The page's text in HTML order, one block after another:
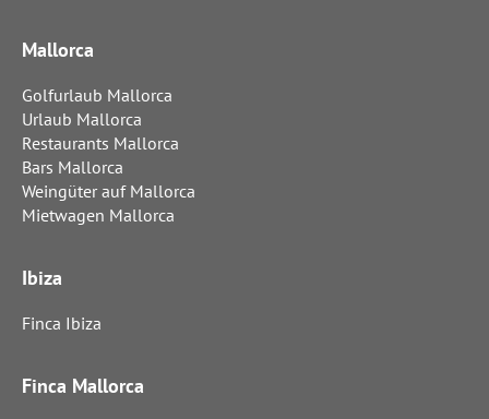
Mallorca
Golfurlaub Mallorca
Urlaub Mallorca
Restaurants Mallorca
Bars Mallorca
Weingüter auf Mallorca
Mietwagen Mallorca
Ibiza
Finca Ibiza
Finca Mallorca